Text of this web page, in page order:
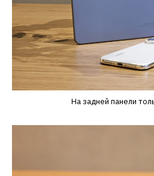
На задней панели